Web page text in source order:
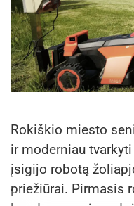
Šaltinis: Kėdainių rajono
Rokiškio miesto
ir moderniau
įsigijo robotą
priežiūrai. Pirmasis